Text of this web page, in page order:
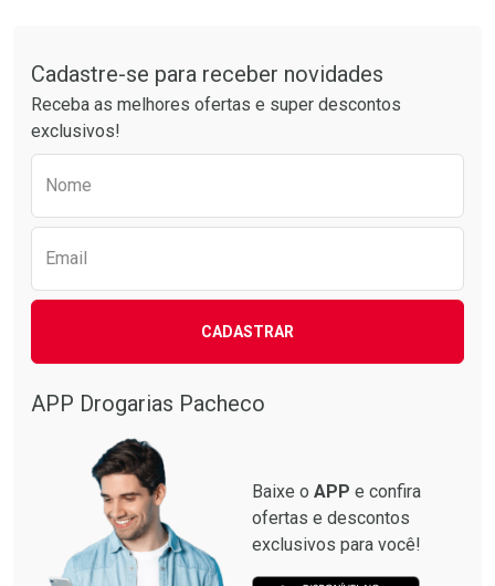
Laboratório
Comprar sem Desconto
Por Menos
Comprar sem Desconto
Por R$ 338,00/cada
Cadastre-se para receber novidades
Receba as melhores ofertas e super descontos
exclusivos!
Nome
Email
CADASTRAR
APP Drogarias Pacheco
Baixe o APP e confira
ofertas e descontos
exclusivos para você!